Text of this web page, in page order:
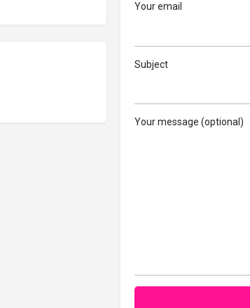
Your email
Subject
Your message (optional)